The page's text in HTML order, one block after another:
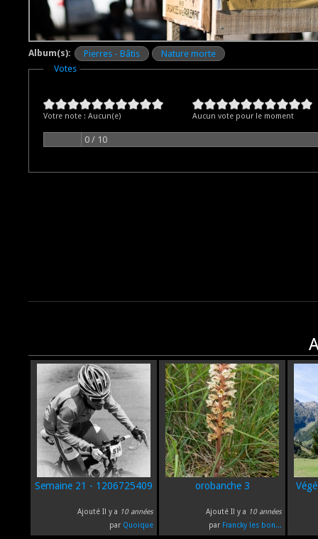
Album(s): Pierres - Bâtis
Nature morte
Masquer
Votes
Votre note : Aucun(e) Aucun vote pour le moment
0 / 10
Semaine 21 - 1206725409
Ajouté Il y a 10 années
par Quoique
orobanche 3
Ajouté Il y a 10 années
par Francky les bon...